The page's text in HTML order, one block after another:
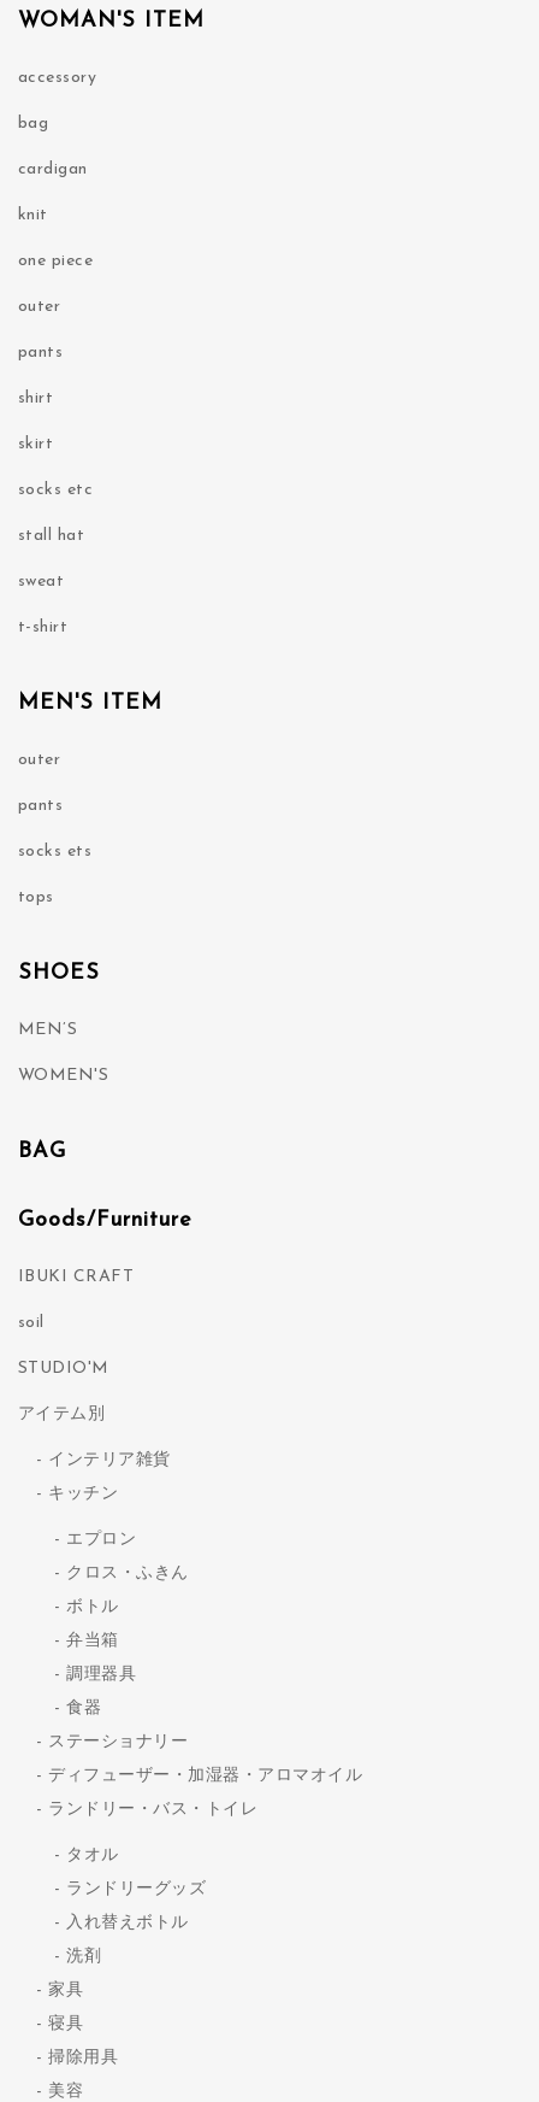
WOMAN'S ITEM
accessory
bag
cardigan
knit
one piece
outer
pants
shirt
skirt
socks etc
stall hat
sweat
t-shirt
MEN'S ITEM
outer
pants
socks ets
tops
SHOES
MEN’S
WOMEN'S
BAG
Goods/Furniture
IBUKI CRAFT
soil
STUDIO'M
アイテム別
インテリア雑貨
キッチン
エプロン
クロス・ふきん
ボトル
弁当箱
調理器具
食器
ステーショナリー
ディフューザー・加湿器・アロマオイル
ランドリー・バス・トイレ
タオル
ランドリーグッズ
入れ替えボトル
洗剤
家具
寝具
掃除用具
美容